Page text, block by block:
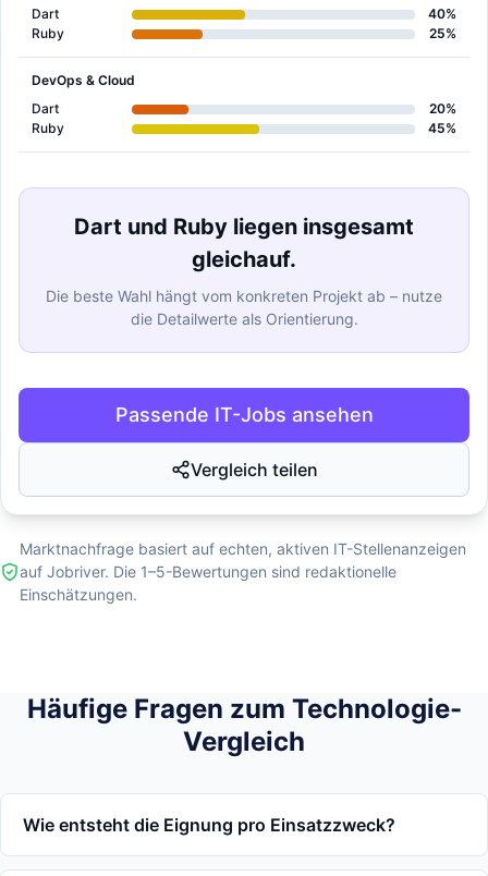
Dart
40%
Ruby
25%
DevOps & Cloud
Dart
20%
Ruby
45%
Dart und Ruby liegen insgesamt
gleichauf.
Die beste Wahl hängt vom konkreten Projekt ab – nutze
die Detailwerte als Orientierung.
Passende IT-Jobs ansehen
Vergleich teilen
Marktnachfrage basiert auf echten, aktiven IT-Stellenanzeigen
auf Jobriver. Die 1–5-Bewertungen sind redaktionelle
Einschätzungen.
Häufige Fragen zum Technologie-
Vergleich
Wie entsteht die Eignung pro Einsatzzweck?